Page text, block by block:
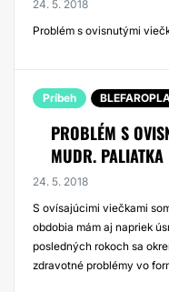
24. 5. 2018
Problém s ovisnutými
Príbeh
PROBLÉM S
MUDR. PALIATKA
24. 5. 2018
S ovísajúcimi viečkami
obdobia mám aj napriek
posledných rokoch sa
zdravotné problémy vo